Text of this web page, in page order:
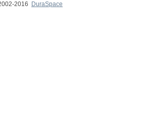
2016
DuraSpace